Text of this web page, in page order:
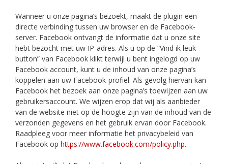
Wanneer u onze pagina’s bezoekt, maakt de plugin een
directe verbinding tussen uw browser en de Facebook-
server. Facebook ontvangt de informatie dat u onze site
hebt bezocht met uw IP-adres. Als u op de “Vind ik leuk-
button” van Facebook klikt terwijl u bent ingelogd op uw
Facebook account, kunt u de inhoud van onze pagina’s
koppelen aan uw Facebook-profiel. Als gevolg hiervan kan
Facebook het bezoek aan onze pagina’s toewijzen aan uw
gebruikersaccount. We wijzen erop dat wij als aanbieder
van de website niet op de hoogte zijn van de inhoud van de
verzonden gegevens en het gebruik ervan door Facebook.
Raadpleeg voor meer informatie het privacybeleid van
Facebook op https://www.facebook.com/policy.php.